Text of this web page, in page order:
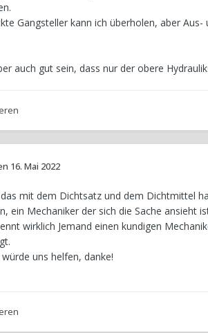
Gangsteller kann ich überholen, aber
auch gut sein, dass nur der obere
16. Mai 2022
mit dem Dichtsatz und dem Dichtmittel
ein Mechaniker der sich die Sache ansieht
wirklich Jemand einen kundigen
uns helfen, danke!